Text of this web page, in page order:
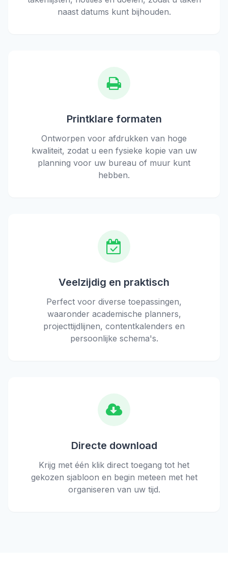
naast datums kunt bijhouden.
Printklare formaten
Ontworpen voor afdrukken van hoge
kwaliteit, zodat u een fysieke kopie van uw
planning voor uw bureau of muur kunt
hebben.
Veelzijdig en praktisch
Perfect voor diverse toepassingen,
waaronder academische planners,
projecttijdlijnen, contentkalenders en
persoonlijke schema's.
Directe download
Krijg met één klik direct toegang tot het
gekozen sjabloon en begin meteen met het
organiseren van uw tijd.